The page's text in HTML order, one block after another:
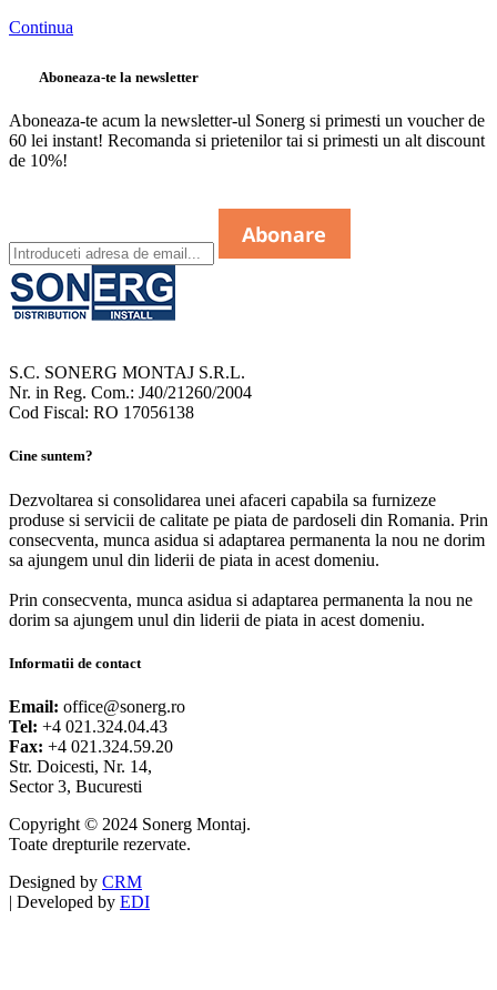
Continua
Aboneaza-te la newsletter
Aboneaza-te acum la newsletter-ul Sonerg si primesti un voucher de
60 lei instant! Recomanda si prietenilor tai si primesti un alt discount
de 10%!
S.C. SONERG MONTAJ S.R.L.
Nr. in Reg. Com.: J40/21260/2004
Cod Fiscal: RO 17056138
Cine suntem?
Dezvoltarea si consolidarea unei afaceri capabila sa furnizeze
produse si servicii de calitate pe piata de pardoseli din Romania. Prin
consecventa, munca asidua si adaptarea permanenta la nou ne dorim
sa ajungem unul din liderii de piata in acest domeniu.
Prin consecventa, munca asidua si adaptarea permanenta la nou ne
dorim sa ajungem unul din liderii de piata in acest domeniu.
Informatii de contact
Email: office@sonerg.ro
Tel: +4 021.324.04.43
Fax: +4 021.324.59.20
Str. Doicesti, Nr. 14,
Sector 3, Bucuresti
Copyright © 2024 Sonerg Montaj.
Toate drepturile rezervate.
Designed by CRM
| Developed by EDI